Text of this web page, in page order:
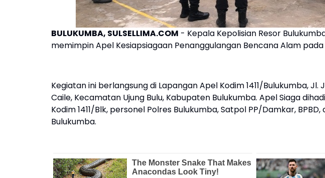
BULUKUMBA, SULSELLIMA.COM - Kepala Kepolisian Resor
memimpin Apel Kesiapsiagaan Penanggulangan Bencana Alam pada
Kegiatan ini berlangsung di Lapangan Apel Kodim 1411/Bulukumba,
Caile, Kecamatan Ujung Bulu, Kabupaten Bulukumba. Apel Siaga
Kodim 1411/Blk, personel Polres Bulukumba, Satpol PP/Damkar,
Bulukumba.